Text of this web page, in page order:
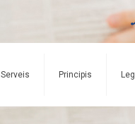
Serveis Principis